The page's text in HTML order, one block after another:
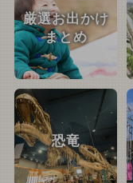
厳選お出かけ
まとめ
恐竜